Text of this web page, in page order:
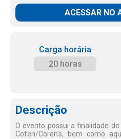
ACESSAR NO
Carga horária
20 horas
Descrição
O evento possui a finalidade
Cofen/Coren's, bem como